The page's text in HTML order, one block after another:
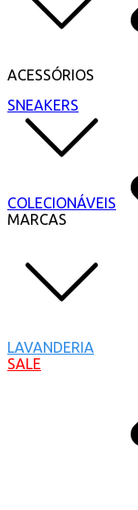
ACESSÓRIOS
COLECIONÁVEIS
MARCAS
LAVANDERIA
SALE
SNEAKERS